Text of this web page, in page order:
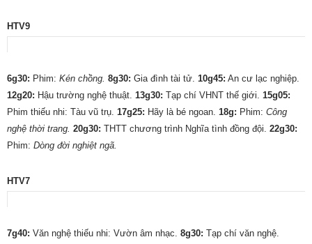
HTV9
6g30: Phim: Kén chồng. 8g30: Gia đình tài tử. 10g45: An cư lạc nghiệp.
12g20: Hậu trường nghệ thuật. 13g30: Tạp chí VHNT thế giới. 15g05:
Phim thiếu nhi: Tàu vũ trụ. 17g25: Hãy là bé ngoan. 18g: Phim: Công
nghệ thời trang. 20g30: THTT chương trình Nghĩa tình đồng đội. 22g30:
Phim: Dòng đời nghiệt ngã.
HTV7
7g40: Văn nghệ thiếu nhi: Vườn âm nhạc. 8g30: Tạp chí văn nghệ.